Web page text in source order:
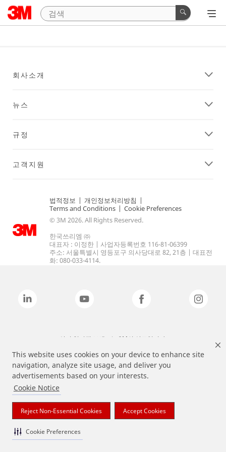
This website uses cookies on your device to enhance site
navigation, analyze site usage, and deliver you
advertisements based on your interests.
Cookie Notice
Reject Non-Essential Cookies Accept Cookies
Cookie Preferences
회사소개
뉴스
규정
고객지원
법적정보 | 개인정보처리방침 |
Terms and Conditions | Cookie Preferences
© 3M 2026. All Rights Reserved.
한국쓰리엠 ㈜
대표자 : 이정한 | 사업자등록번호 116-81-06399
주소: 서울특별시 영등포구 의사당대로 82, 21층 | 대표전
화: 080-033-4114.
상기 열거된 브랜드는 3M의 상표입니다.